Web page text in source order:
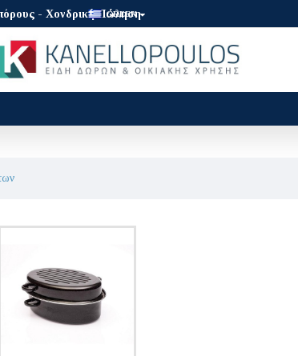
- Χονδρική Πώληση
GREEK
Πώλησης Brands